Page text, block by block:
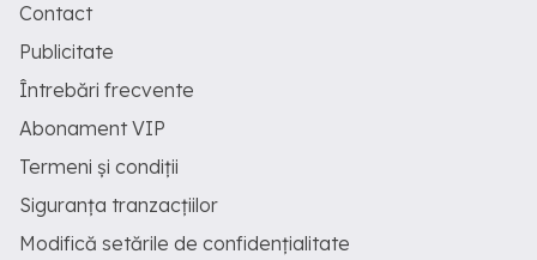
Contact
Publicitate
Întrebări frecvente
Abonament VIP
Termeni și condiții
Siguranța tranzacțiilor
Modifică setările de confidențialitate